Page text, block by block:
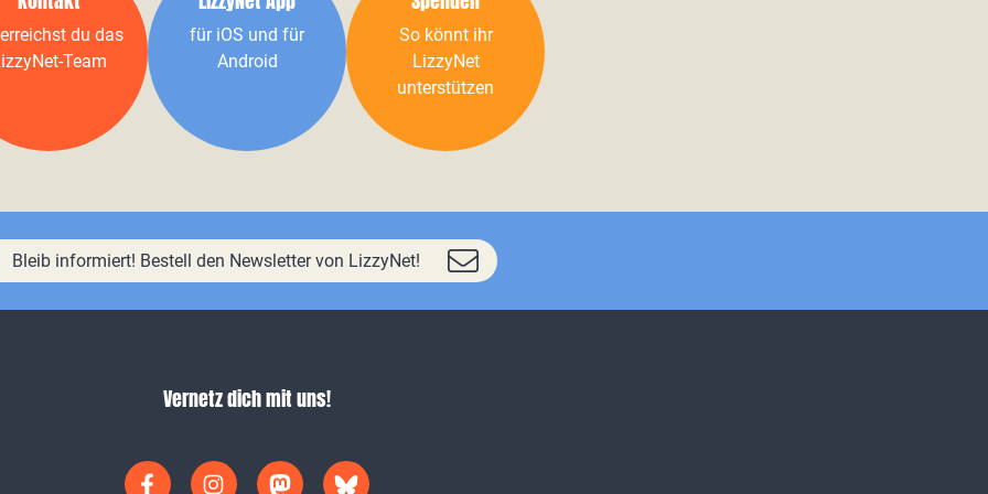
du das
Team
für iOS und für
Android
So könnt ihr
LizzyNet
unterstützen
Bleib informiert! Bestell den Newsletter von LizzyNet!
Vernetz dich mit uns!